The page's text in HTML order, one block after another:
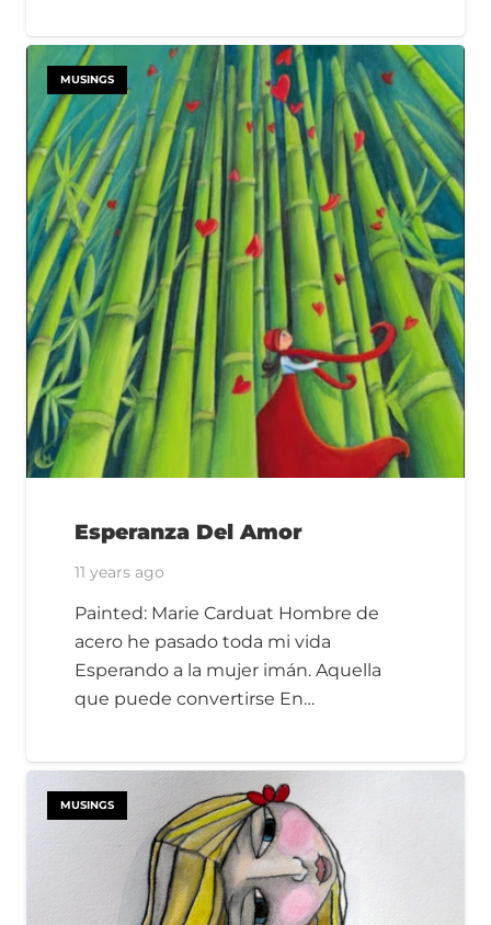
MUSINGS
Esperanza Del Amor
11 years ago
Painted: Marie Carduat Hombre de
acero he pasado toda mi vida
Esperando a la mujer imán. Aquella
que puede convertirse En…
MUSINGS